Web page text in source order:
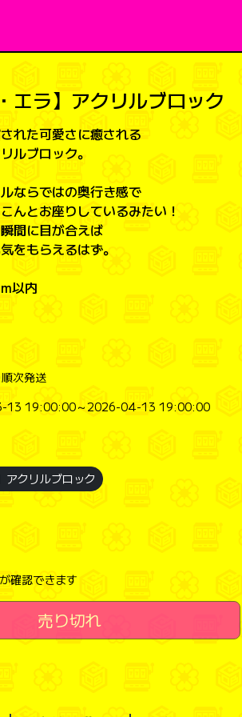
エラ】アクリルブロック
れた可愛さに癒される
ルブロック。
ならではの奥行き感で
んとお座りしているみたい！
間に目が合えば
をもらえるはず。
以内
次発送
13 19:00:00～2026-04-13 19:00:00
アクリルブロック
確認できます
売り切れ